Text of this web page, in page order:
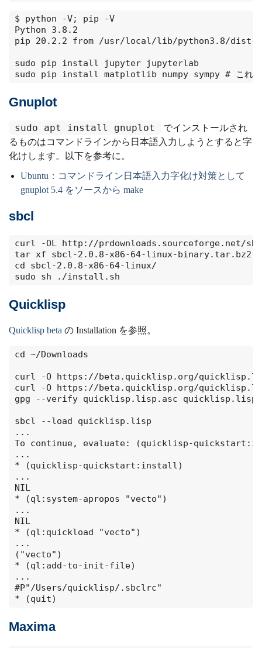
$ python -V; pip -V
Python 3.8.2
pip 20.2.2 from /usr/local/lib/python3.8/dist-
sudo pip install jupyter jupyterlab
sudo pip install matplotlib numpy sympy # これは
Gnuplot
sudo apt install gnuplot
でインストールされ
るものはコマンドラインから日本語入力しようとすると字
化けします。以下を参考に。
Ubuntu：コマンドライン日本語入力字化け対策として
gnuplot 5.4 をソースから make
sbcl
curl -OL http://prdownloads.sourceforge.net/
tar xf sbcl-2.0.8-x86-64-linux-binary.tar.bz2
cd sbcl-2.0.8-x86-64-linux/
sudo sh ./install.sh
Quicklisp
Quicklisp beta の Installation を参照。
cd ~/Downloads
curl -O https://beta.quicklisp.org/
curl -O https://beta.quicklisp.org/
gpg --verify quicklisp.lisp.asc quicklisp.lisp
sbcl --load quicklisp.lisp
...
To continue, evaluate: (quicklisp-
...
* (quicklisp-quickstart:install)
...
NIL
* (ql:system-apropos "vecto")
...
NIL
* (ql:quickload "vecto")
...
("vecto")
* (ql:add-to-init-file)
...
#P"/Users/quicklisp/.sbclrc"
* (quit)
Maxima